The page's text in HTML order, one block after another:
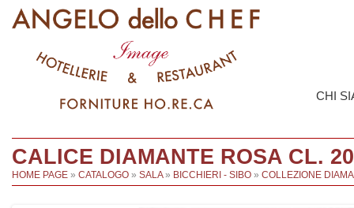
CHI
CALICE DIAMANTE ROSA CL.
HOME PAGE » CATALOGO » SALA» BICCHIERI - SIBO » COLLEZIONE